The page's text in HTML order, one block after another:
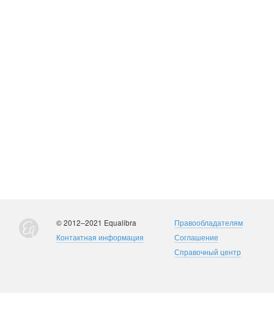
© 2012–2021 Equalibra
Контактная информация
Правообладателям
Соглашение
Справочный центр